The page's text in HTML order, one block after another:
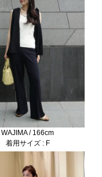
WAJIMA / 166cm
着用サイズ : F